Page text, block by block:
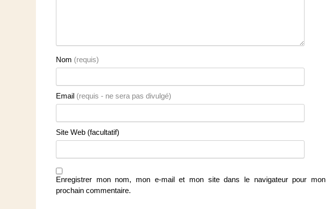
Nom (requis)
Email (requis - ne sera pas divulgé)
Site Web (facultatif)
Enregistrer mon nom, mon e-mail et mon site dans le navigateur pour mon
prochain commentaire.